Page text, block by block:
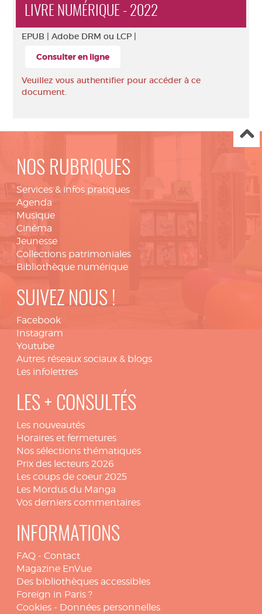
LIVRE NUMÉRIQUE - 2022
EPUB | Adobe DRM ou LCP |
Consulter en ligne
Veuillez vous authentifier pour accéder à ce
document.
NOS RUBRIQUES
Services & infos pratiques
Agenda
Musique
Cinéma
Jeunesse
Collections patrimoniales
Bibliothèque numérique
SUIVEZ NOUS !
Facebook
Instagram
Youtube
Autres réseaux sociaux & blogs
Les infolettres
LES + CONSULTÉS
Les nouveautés
Horaires et fermetures
Nos sélections thématiques
Prix des lecteurs 2026
Les coups de coeur 2025
Les Mordus du Manga
Vos derniers commentaires
INFORMATIONS
FAQ - Contact
Magazine EnVue
Des bibliothèques accessibles
Foreign in Paris ?
Cookies - Données personnelles